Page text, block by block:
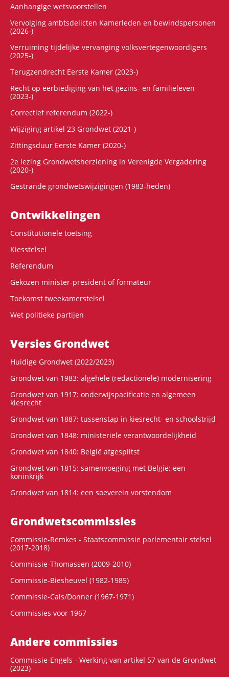
Aanhangige wetsvoorstellen
Vervolging ambtsdelicten Kamerleden en bewindspersonen
(2026-)
Verruiming tijdelijke vervanging volksvertegenwoordigers
(2025-)
Terugzendrecht Eerste Kamer (2023-)
Recht op eerbiediging van het gezins- en familieleven
(2023-)
Correctief referendum (2022-)
Wijziging artikel 23 Grondwet (2021-)
Zittingsduur Eerste Kamer (2020-)
2e lezing Grondwetsherziening in Verenigde Vergadering
(2020-)
Gestrande grondwetswijzigingen (1983-heden)
Ontwikke­lingen
Constitutionele toetsing
Kiesstelsel
Referendum
Gekozen minister-president of formateur
Toekomst tweekamerstelsel
Wet politieke partijen
Versies Grondwet
Huidige Grondwet (2022/2023)
Grondwet van 1983: algehele (redactionele) modernisering
Grondwet van 1917: onderwijspacificatie en algemeen
kiesrecht
Grondwet van 1887: tussenstap in kiesrecht- en schoolstrijd
Grondwet van 1848: ministeriële verantwoordelijkheid
Grondwet van 1840: België afgesplitst
Grondwet van 1815: samenvoeging met België: een
koninkrijk
Grondwet van 1814: een soeverein vorstendom
Grondwets­commissies
Commissie-Remkes - Staatscommissie parlementair stelsel
(2017-2018)
Commissie-Thomassen (2009-2010)
Commissie-Biesheuvel (1982-1985)
Commissie-Cals/Donner (1967-1971)
Commissies voor 1967
Andere commissies
Commissie-Engels - Werking van artikel 57 van de Grondwet
(2023)